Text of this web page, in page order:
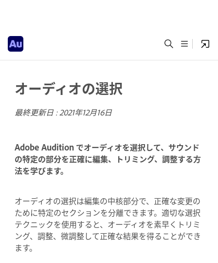
オーディオの選択
最終更新日 :2021年12月16日
Adobe Audition でオーディオを選択して、サウンド
の特定の部分を正確に編集、トリミング、調整する方
法を学びます。
オーディオの選択は編集の中核部分で、正確な変更の
ために特定のセクションを分離できます。適切な選択
テクニックを使用すると、オーディオを素早くトリミ
ング、調整、微調整して正確な結果を得ることができ
ます。